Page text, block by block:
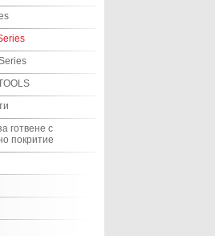
готвене с
покритие